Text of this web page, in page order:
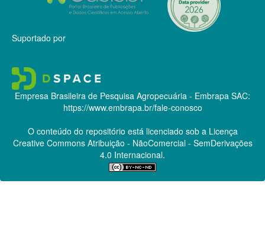
Suportado por
Empresa Brasileira de Pesquisa Agropecuária - Embrapa SAC:
https://www.embrapa.br/fale-conosco
O conteúdo do repositório está licenciado sob a Licença
Creative CommonsAtribuição - NãoComercial - SemDerivações
4.0 Internacional.